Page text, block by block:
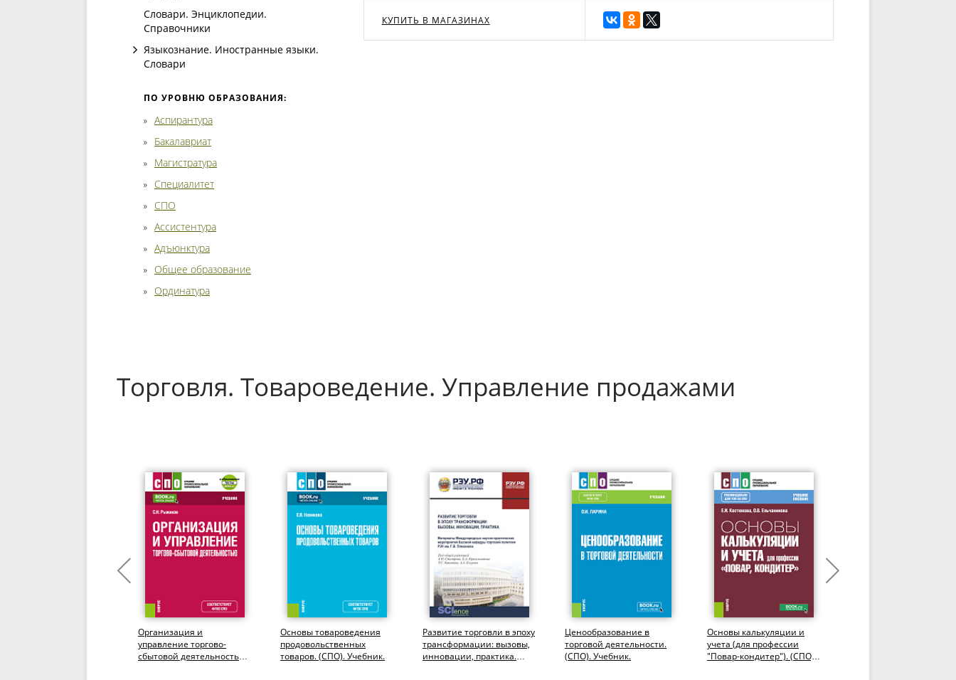
Словари. Энциклопедии.
Справочники
Языкознание. Иностранные языки.
Словари
ПО УРОВНЮ ОБРАЗОВАНИЯ:
Аспирантура
Бакалавриат
Магистратура
Специалитет
СПО
Ассистентура
Адъюнктура
Общее образование
Ординатура
КУПИТЬ В МАГАЗИНАХ
Торговля. Товароведение. Управление продажами
Организация и
управление торгово-
сбытовой деятельностью
Основы товароведения
продовольственных
товаров. (СПО). Учебник.
Развитие торговли в эпоху
трансформации: вызовы,
инновации, практика.
Ценообразование в
торговой деятельности.
(СПО). Учебник.
Основы калькуляции и
учета (для профессии
"Повар-кондитер"). (СПО).